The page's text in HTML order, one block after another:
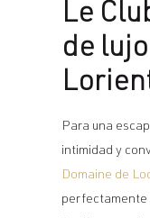
Le
de
Para una
intimidad y
Domaine de
perfectamente